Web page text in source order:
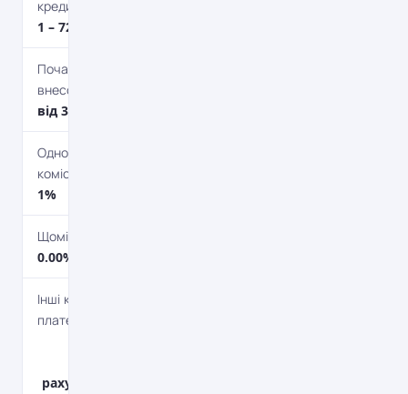
кредитування
1 – 72 міс.
Початковий
внесок
від 30%
Одноразова
комісія
1%
Щомісячна комісія
0.00%
Інші комісійні
платежі
рахунку; 700 грн.